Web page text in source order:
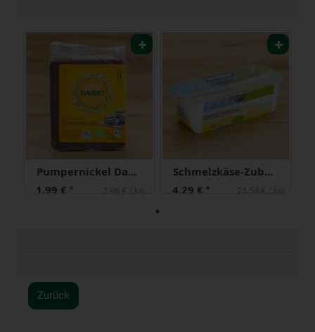
Pumpernickel Davert 250 g
1,99 € *
Schmelzkäse-Zubereitung Sahne 175 g
4,29 € *
Zurück